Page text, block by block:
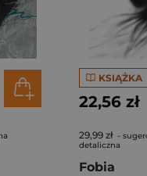
KSIĄŻKA
22,56 zł
29,99 zł -
detaliczna
Fobia